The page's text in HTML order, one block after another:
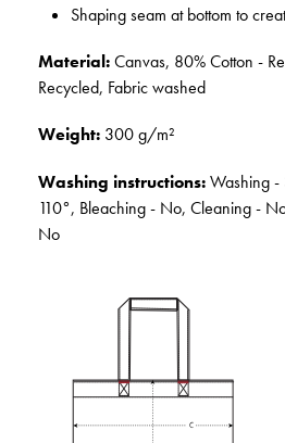
Shaping seam at bottom to
Material:Canvas, 80% Cotton -
Recycled, Fabric washed
Weight: 300 g/m²
Washing instructions:Washing
110°, Bleaching - No, Cleaning -
No